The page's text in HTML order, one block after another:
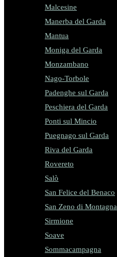
Malcesine
Manerba del Garda
Mantua
Moniga del Garda
Monzambano
Nago-Torbole
Padenghe sul Garda
Peschiera del Garda
Ponti sul Mincio
Puegnago sul Garda
Riva del Garda
Rovereto
Salò
San Felice del Benaco
San Zeno di Montagna
Sirmione
Soave
Sommacampagna